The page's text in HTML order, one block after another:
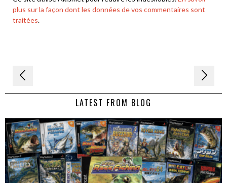
plus sur la façon dont les données de vos commentaires sont
traitées.
Navigation
de LATEST FROM BLOG